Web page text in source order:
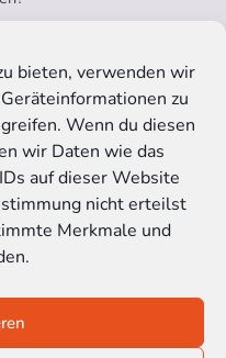
bieten, verwenden wir
zu
Wenn du diesen
wir Daten wie das
auf dieser Website
nicht erteilst
Merkmale und
GmbH